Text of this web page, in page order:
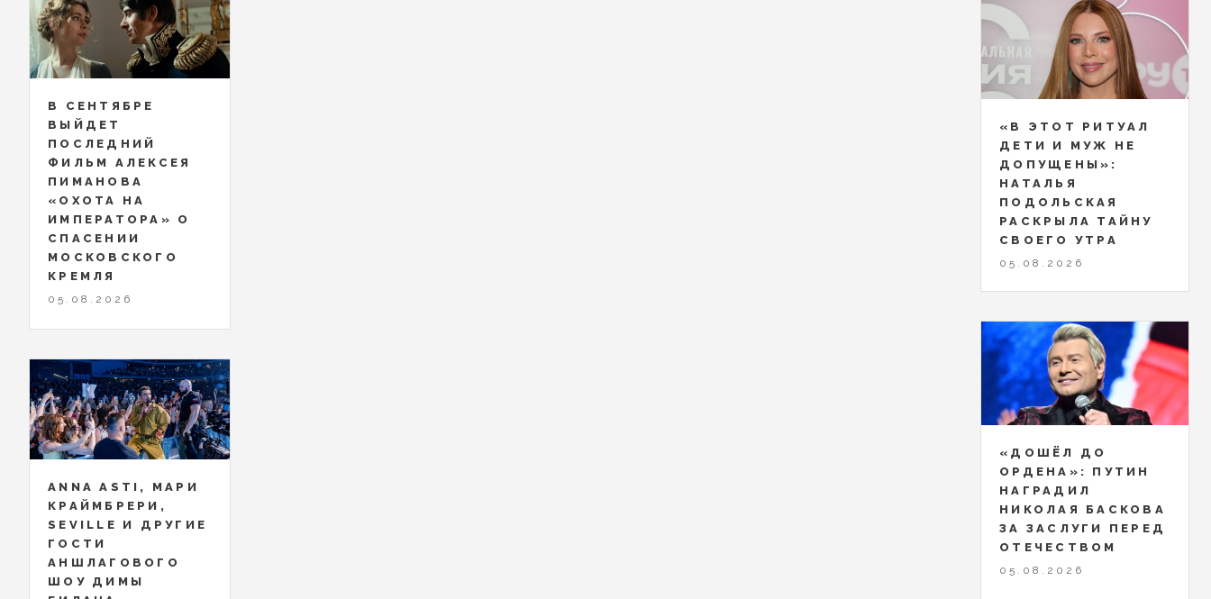
В СЕНТЯБРЕ
ВЫЙДЕТ
ПОСЛЕДНИЙ
ФИЛЬМ АЛЕКСЕЯ
ПИМАНОВА
«ОХОТА НА
ИМПЕРАТОРА» О
СПАСЕНИИ
МОСКОВСКОГО
КРЕМЛЯ
05.08.2026
ANNA ASTI, МАРИ
КРАЙМБРЕРИ,
SEVILLE И ДРУГИЕ
ГОСТИ
АНШЛАГОВОГО
ШОУ ДИМЫ
«В ЭТОТ РИТУАЛ
ДЕТИ И МУЖ НЕ
ДОПУЩЕНЫ»:
НАТАЛЬЯ
ПОДОЛЬСКАЯ
РАСКРЫЛА ТАЙНУ
СВОЕГО УТРА
05.08.2026
«ДОШЁЛ ДО
ОРДЕНА»: ПУТИН
НАГРАДИЛ
НИКОЛАЯ БАСКОВА
ЗА ЗАСЛУГИ ПЕРЕД
ОТЕЧЕСТВОМ
05.08.2026